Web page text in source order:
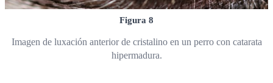
Figura 8
Imagen de luxación anterior de cristalino en un perro con catarata
hipermadura.